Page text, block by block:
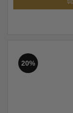
20%